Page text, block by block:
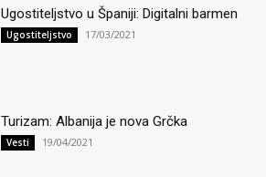
Ugostiteljstvo u Španiji: Digitalni barmen
Ugostiteljstvo 17/03/2021
Turizam: Albanija je nova Grčka
Vesti 19/04/2021